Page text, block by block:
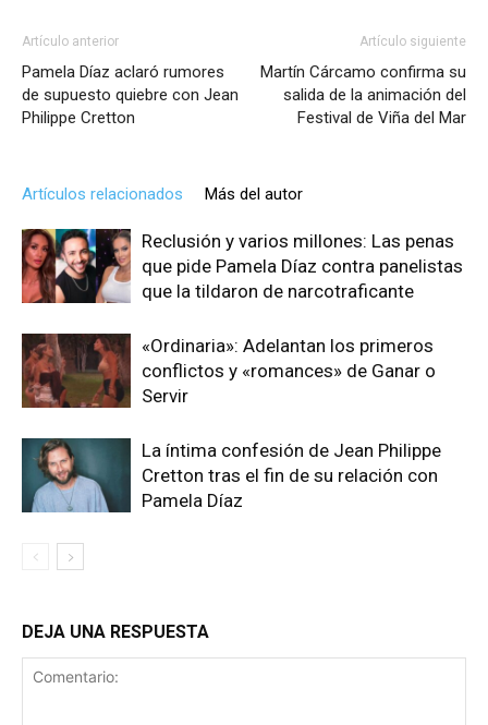
Artículo anterior
Pamela Díaz aclaró rumores
de supuesto quiebre con Jean
Philippe Cretton
Artículo siguiente
Martín Cárcamo confirma su
salida de la animación del
Festival de Viña del Mar
Artículos relacionados Más del autor
Reclusión y varios millones: Las penas
que pide Pamela Díaz contra panelistas
que la tildaron de narcotraficante
«Ordinaria»: Adelantan los primeros
conflictos y «romances» de Ganar o
Servir
La íntima confesión de Jean Philippe
Cretton tras el fin de su relación con
Pamela Díaz
DEJA UNA RESPUESTA